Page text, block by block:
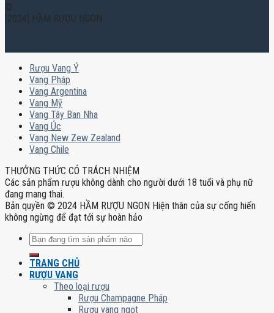
©
[2024] HẦM RƯỢU NGON
Rượu Vang Ý
Vang Pháp
Vang Argentina
Vang Mỹ
Vang Tây Ban Nha
Vang Úc
Vang New Zew Zealand
Vang Chile
THƯỞNG THỨC CÓ TRÁCH NHIỆM
Các sản phẩm rượu không dành cho người dưới 18 tuổi và phụ nữ
đang mang thai.
Bản quyền © 2024 HẦM RƯỢU NGON Hiện thân của sự cống hiến
không ngừng để đạt tới sự hoàn hảo
Tìm
kiếm:
TRANG CHỦ
RƯỢU VANG
Theo loại rượu
Rượu Champagne Pháp
Rượu vang ngọt